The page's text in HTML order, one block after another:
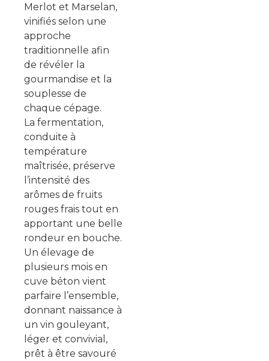
Merlot et Marselan,
vinifiés selon une
approche
traditionnelle afin
de révéler la
gourmandise et la
souplesse de
chaque cépage.
La fermentation,
conduite à
température
maîtrisée, préserve
l’intensité des
arômes de fruits
rouges frais tout en
apportant une belle
rondeur en bouche.
Un élevage de
plusieurs mois en
cuve béton vient
parfaire l’ensemble,
donnant naissance à
un vin gouleyant,
léger et convivial,
prêt à être savouré